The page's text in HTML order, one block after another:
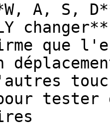
A, S,
que
tester